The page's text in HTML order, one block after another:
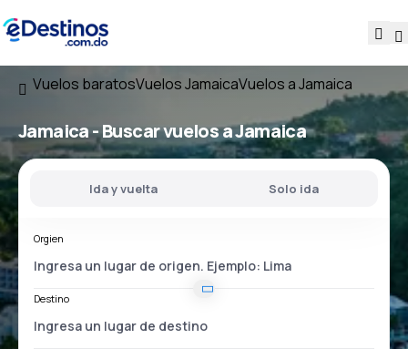
Vuelos baratosVuelos JamaicaVuelos a Jamaica
Jamaica - Buscar vuelos a Jamaica
Ida y vuelta Solo ida
Orgien
Destino